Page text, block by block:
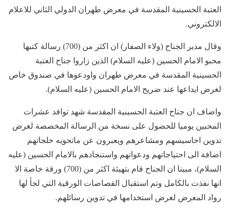
العتبة الحسينية المقدسة في معرض طهران الدولي الثاني للاعلام
الالكتروني.
وقال مدير الجناح (ولاء الصفار) ان اكثر من (700) رسالة كتبها
محبو الامام الحسين (عليه السلام) الذين زاروا جناح العتبة
الحسينية المقدسة في معرض طهران واودعوها في صندوق خاص
لغرض ايداعها عند ضريح الامام الحسين (عليه السلام).
واضاف ان جناح العتبة الحسينية المقدسة شهد توافد عشرات
المحبين يوميا للحصول على نسخة من الرسالة المخصصة لغرض
تدوين احاسيسهم ومشاعرهم ويعبرون عن ماتحويه خلجاتهم
اضافة الى احتياجاتهم ودعواتهم واستنجادهم بالامام الحسين (عليه
السلام)، مبينا ان الجناح قام بتهيئة اكثر من (700) ورقة خاصة الا
انها نفذت بالكامل وتم استقبال القصاصات الورقية التي لجأ لها
رواد المعرض لغرض استخدامها في تدوين رسائلهم.